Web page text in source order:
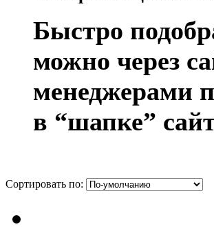
Быстро
можно через
менеджерами
в “шапке”
Сортировать по: